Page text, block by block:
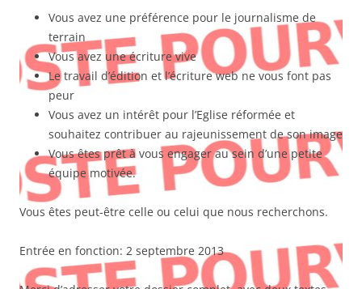
Vous avez une préférence pour le journalisme de
terrain
Vous avez une écriture vive
Le travail d’édition et l’écriture web ne vous font pas
peur
Vous avez un intérêt pour l’Eglise réformée et
souhaitez contribuer au rajeunissement de son image
Vous êtes prêt à vous engager au sein d’une petite
équipe motivée.
Vous êtes peut-être celle ou celui que nous recherchons.
Entrée en fonction: 2 septembre 2013